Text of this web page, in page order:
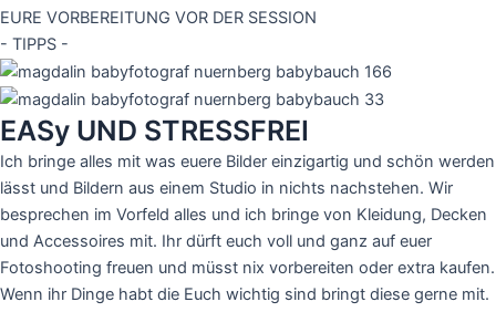
EURE VORBEREITUNG VOR DER SESSION
- TIPPS -
EASy UND STRESSFREI
Ich bringe alles mit was euere Bilder einzigartig und schön werden
lässt und Bildern aus einem Studio in nichts nachstehen. Wir
besprechen im Vorfeld alles und ich bringe von Kleidung, Decken
und Accessoires mit. Ihr dürft euch voll und ganz auf euer
Fotoshooting freuen und müsst nix vorbereiten oder extra kaufen.
Wenn ihr Dinge habt die Euch wichtig sind bringt diese gerne mit.